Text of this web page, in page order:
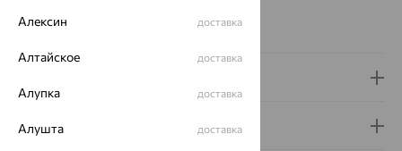
Вид вставки:
Гарантия и возврат
Алексин доставка
Алтайское доставка
Алупка доставка
Алушта доставка